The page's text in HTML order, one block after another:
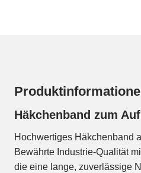
Häkchenband zum
Hochwertiges Häkchenband
Bewährte Industrie-Qualität
die eine lange, zuverlässige